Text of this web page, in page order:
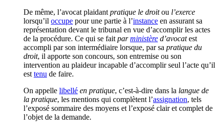
De même, l’avocat plaidant pratique le droitou l’exerce
lorsqu’il occupe pour une partie à l’instance en assurant sa
représentation devant le tribunal en vue d’accomplir les actes
de la procédure. Ce qui se fait parministère d’avocatest
accompli par son intermédiaire lorsque, par sa pratique du
droit, il apporte son concours, son entremise ou son
intervention au plaideur incapable d’accomplir seul l’acte qu’il
est tenu de faire.
On appelle libellé en pratique, c’est-à-dire dans la langue de
la pratique, les mentions qui complètent l’assignation, tels
l’exposé sommaire des moyens et l’exposé clair et complet de
l’objet de la demande.